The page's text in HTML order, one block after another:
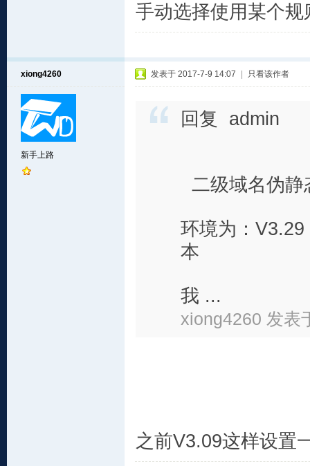
手动选择使用某个
xiong4260
新手上路
发表于 2017-7-9 14:07 只看该作者
回复 admin
二级域名伪静
环境为：
本
我 ...
xiong4260 发表
之前V3.09这样设置